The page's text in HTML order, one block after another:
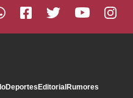
DeportesEditorialRumores